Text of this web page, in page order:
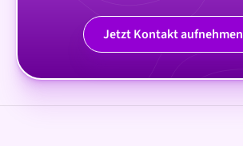
Jetzt Kontakt aufnehmen